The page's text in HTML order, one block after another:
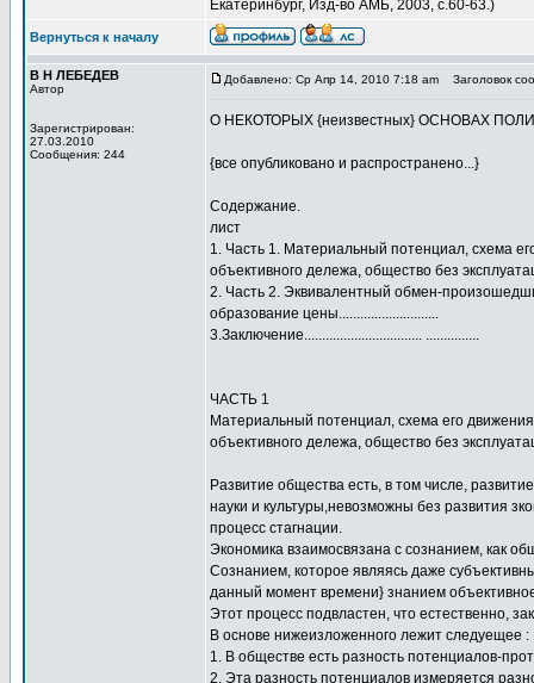
Екатеринбург, Изд-во АМБ, 2003, с.60-63.)
Вернуться к началу
В Н ЛЕБЕДЕВ
Автор
Зарегистрирован:
27.03.2010
Сообщения: 244
Добавлено: Ср Апр 14, 2010 7:18 am Заголовок
О НЕКОТОРЫХ {неизвестных} ОСНОВАХ
{все опубликовано и распространено...}
Содержание.
лист
1. Часть 1. Материальный потенциал, схема
объективного дележа, общество без
2. Часть 2. Эквивалентный обмен-
образование цены............................
3.Заключение................................. ...............
ЧАСТЬ 1
Материальный потенциал, схема его
объективного дележа, общество без
Развитие общества есть, в том числе,
науки и культуры,невозможны без развития
процесс стагнации.
Экономика взаимосвязана с сознанием, как
Сознанием, которое являясь даже
данный момент времени} знанием
Этот процесс подвластен, что естественно,
В основе нижеизложенного лежит следуещее :
1. В обществе есть разность потенциалов-
2. Эта разность потенциалов измеряется